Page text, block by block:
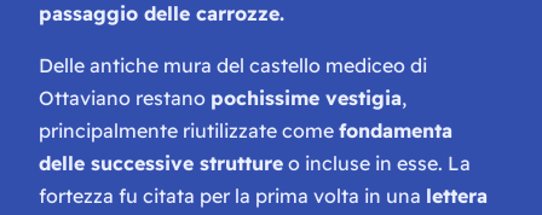
passaggio delle carrozze.
Delle antiche mura del castello mediceo di
Ottaviano restano pochissime vestigia,
principalmente riutilizzate come fondamenta
delle successive strutture o incluse in esse. La
fortezza fu citata per la prima volta in una lettera